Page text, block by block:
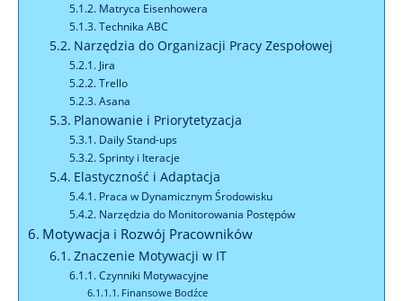
Matryca Eisenhowera
Technika ABC
Narzędzia do Organizacji Pracy Zespołowej
Jira
Trello
Asana
Planowanie i Priorytetyzacja
Daily Stand-ups
Sprinty i Iteracje
Elastyczność i Adaptacja
Praca w Dynamicznym Środowisku
Narzędzia do Monitorowania Postępów
Motywacja i Rozwój Pracowników
Znaczenie Motywacji w IT
Czynniki Motywacyjne
Finansowe Bodźce